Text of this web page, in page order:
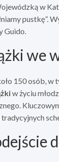
w
pustkę”.
Guido.
we
150 osób,
w życiu